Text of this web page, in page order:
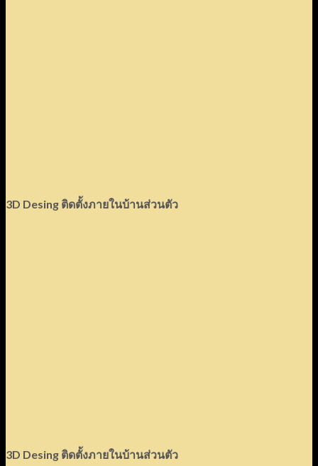
3D Desing ติดตั้งภายในบ้านส่วนตัว
3D Desing ติดตั้งภายในบ้านส่วนตัว